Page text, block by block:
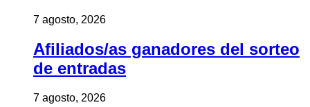
7 agosto, 2026
Afiliados/as ganadores del sorteo
de entradas
7 agosto, 2026